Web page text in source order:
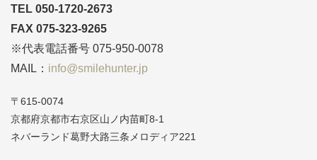
TEL 050-1720-2673
FAX 075-323-9265
※代表電話番号 075-950-0078
MAIL： info@smilehunter.jp
〒615-0074
京都府京都市右京区山ノ内苗町8-1
ネバーランド葛野大路三条メロディア221